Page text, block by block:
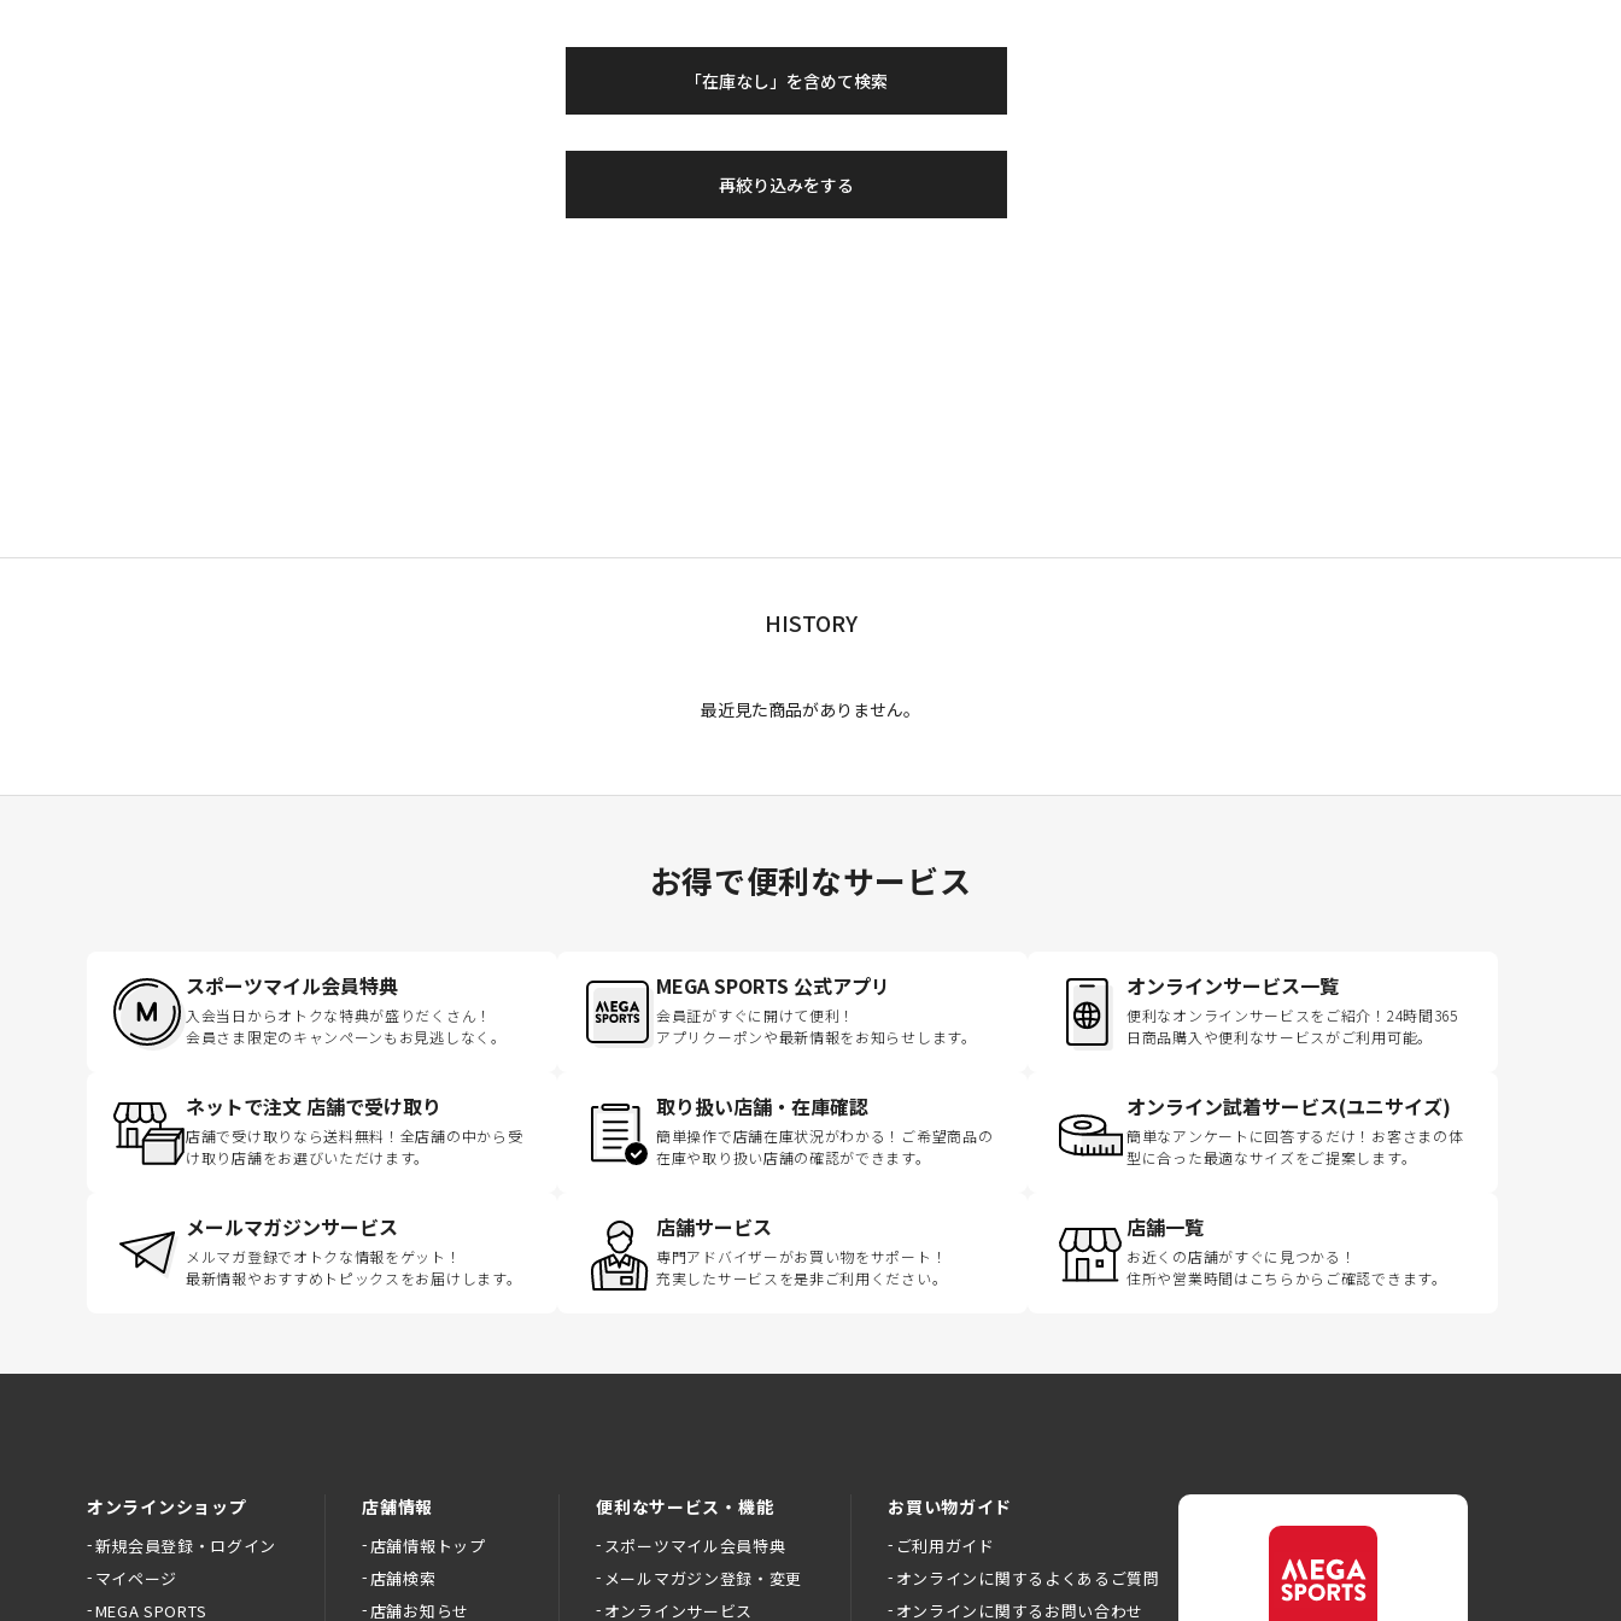
「在庫なし」を含めて検索
再絞り込みをする
HISTORY
最近見た商品がありません。
お得で便利なサービス
スポーツマイル会員特典
入会当日からオトクな特典が盛りだくさん！
会員さま限定のキャンペーンもお見逃しなく。
MEGA SPORTS 公式アプリ
会員証がすぐに開けて便利！
アプリクーポンや最新情報をお知らせします。
オンラインサービス一覧
便利なオンラインサービスをご紹介！24時間365
日商品購入や便利なサービスがご利用可能。
ネットで注文 店舗で受け取り
店舗で受け取りなら送料無料！全店舗の中から受
け取り店舗をお選びいただけます。
取り扱い店舗・在庫確認
簡単操作で店舗在庫状況がわかる！ご希望商品の
在庫や取り扱い店舗の確認ができます。
オンライン試着サービス(ユニサイズ)
簡単なアンケートに回答するだけ！お客さまの体
型に合った最適なサイズをご提案します。
メールマガジンサービス
メルマガ登録でオトクな情報をゲット！
最新情報やおすすめトピックスをお届けします。
店舗サービス
専門アドバイザーがお買い物をサポート！
充実したサービスを是非ご利用ください。
店舗一覧
お近くの店舗がすぐに見つかる！
住所や営業時間はこちらからご確認できます。
オンラインショップ
新規会員登録・ログイン
マイページ
MEGA SPORTS
店舗情報
店舗情報トップ
店舗検索
店舗お知らせ
便利なサービス・機能
スポーツマイル会員特典
メールマガジン登録・変更
オンラインサービス
お買い物ガイド
ご利用ガイド
オンラインに関するよくあるご質問
オンラインに関するお問い合わせ